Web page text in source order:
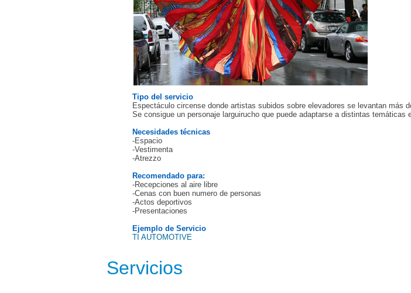
Tipo del servicio
Espectáculo circense donde artistas subidos sobre elevadores se levantan más
Se consigue un personaje larguirucho que puede adaptarse a distintas
Necesidades técnicas
-Espacio
-Vestimenta
-Atrezzo
Recomendado para:
-Recepciones al aire libre
-Cenas con buen numero de personas
-Actos deportivos
-Presentaciones
Ejemplo de Servicio
TI AUTOMOTIVE
Servicios